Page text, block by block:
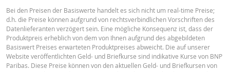
Loss-Level dieses Produkts erreicht wurde.
English PDF
TERMSHEET
Bei den Preisen der Basiswerte handelt es sich nicht um real-time Preise;
d.h. die Preise können aufgrund von rechtsverbindlichen Vorschriften des
Datenlieferanten verzögert sein. Eine mögliche Konsequenz ist, dass der
Produktpreis erheblich von dem von Ihnen aufgrund des abgebildeten
Basiswert Preises erwarteten Produktpreises abweicht. Die auf unserer
Website veröffentlichten Geld- und Briefkurse sind indikative Kurse von BNP
Paribas. Diese Preise können von den aktuellen Geld- und Briefkursen von